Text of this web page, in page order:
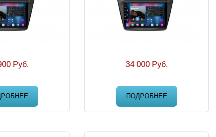
Руб. 34 000 Руб.
ПОДРОБНЕЕ